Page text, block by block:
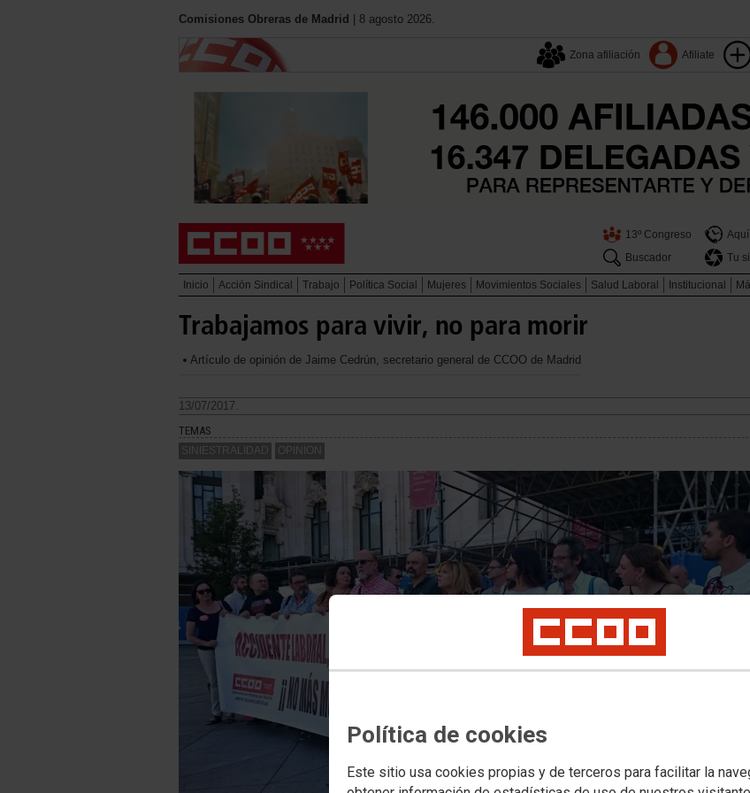
Política de cookies
Este sitio usa cookies propias y de terceros para facilitar la
Comisiones Obreras de Madrid | 8 agosto 2026.
Zona afiliación Afiliate
13º Congreso
Buscador
Tu
Inicio Acción Sindical Trabajo Política Social Mujeres Movimientos Sociales Salud Laboral Institucional
Trabajamos para vivir, no para morir
Artículo de opinión de Jaime Cedrún, secretario general de CCOO de Madrid
13/07/2017.
TEMAS
SINIESTRALIDAD OPINION